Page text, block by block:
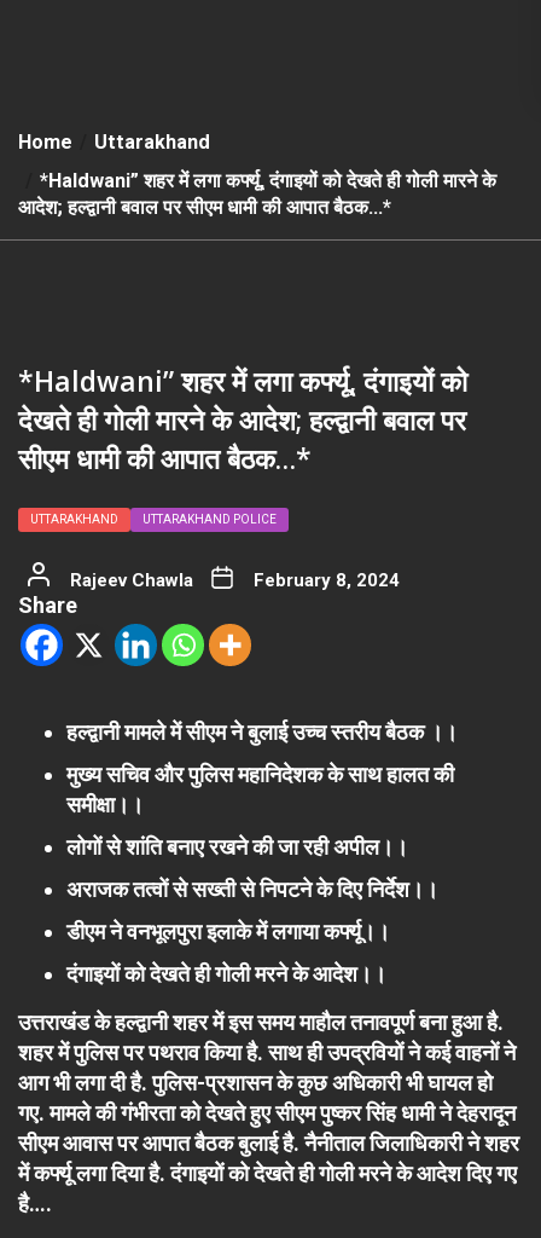
Home
Uttarakhand
*Haldwani” शहर में लगा कर्फ्यू, दंगाइयों को देखते ही गोली मारने के
आदेश; हल्द्वानी बवाल पर सीएम धामी की आपात बैठक…*
*Haldwani” शहर में लगा कर्फ्यू, दंगाइयों को
देखते ही गोली मारने के आदेश; हल्द्वानी बवाल पर
सीएम धामी की आपात बैठक…*
UTTARAKHAND UTTARAKHAND POLICE
Rajeev Chawla February 8, 2024
Share
हल्द्वानी मामले में सीएम ने बुलाई उच्च स्तरीय बैठक ।।
मुख्य सचिव और पुलिस महानिदेशक के साथ हालत की
समीक्षा।।
लोगों से शांति बनाए रखने की जा रही अपील।।
अराजक तत्वों से सख्ती से निपटने के दिए निर्देश।।
डीएम ने वनभूलपुरा इलाके में लगाया कर्फ्यू।।
दंगाइयों को देखते ही गोली मरने के आदेश।।
उत्तराखंड के हल्द्वानी शहर में इस समय माहौल तनावपूर्ण बना हुआ है.
शहर में पुलिस पर पथराव किया है. साथ ही उपद्रवियों ने कई वाहनों ने
आग भी लगा दी है. पुलिस-प्रशासन के कुछ अधिकारी भी घायल हो
गए. मामले की गंभीरता को देखते हुए सीएम पुष्कर सिंह धामी ने देहरादून
सीएम आवास पर आपात बैठक बुलाई है. नैनीताल जिलाधिकारी ने शहर
में कर्फ्यू लगा दिया है. दंगाइयों को देखते ही गोली मरने के आदेश दिए गए
है….